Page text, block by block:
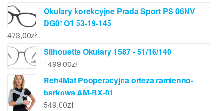
Okulary korekcyjne Prada Sport PS 06NV
DG01O1 53-19-145
473,00zł
Silhouette Okulary 1587 - 51/16/140
1499,00zł
Reh4Mat Pooperacyjna orteza ramienno-
barkowa AM-BX-01
549,00zł